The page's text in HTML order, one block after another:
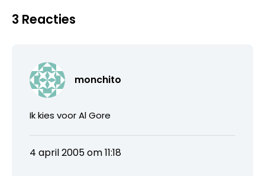
3 Reacties
monchito
Ik kies voor Al Gore
4 april 2005 om 11:18